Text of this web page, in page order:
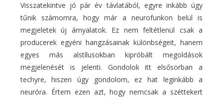
Visszatekintve jó pár év távlatából, egyre inkább úgy
tűnik számomra, hogy már a neurofunkon belül is
megjeletek új árnyalatok. Ez nem feltétlenül csak a
producerek egyéni hangzásainak különbségeit, hanem
egyes más alstílusokban kipróbált megoldások
megjelenését is jelenti. Gondolok itt elsősorban a
techyre, hiszen úgy gondolom, ez hat leginkább a
neuróra. Értem ezen azt, hogy nemcsak a széttekert